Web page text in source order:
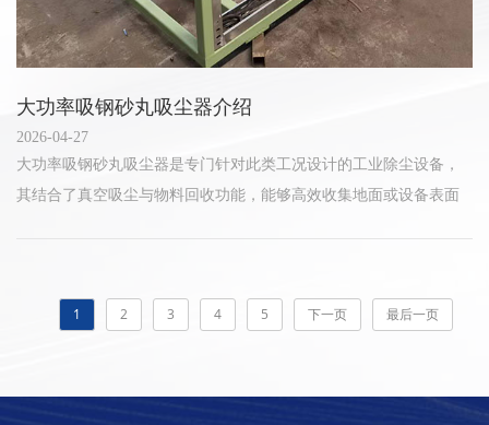
大功率吸钢砂丸吸尘器介绍
2026-04-27
大功率吸钢砂丸吸尘器是专门针对此类工况设计的工业除尘设备，
其结合了真空吸尘与物料回收功能，能够高效收集地面或设备表面
1 2 3 4 5 下一页 最后一页